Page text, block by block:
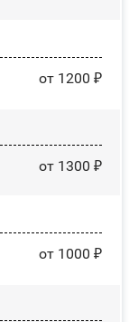
от 1200 ₽
от 1300 ₽
от 1000 ₽